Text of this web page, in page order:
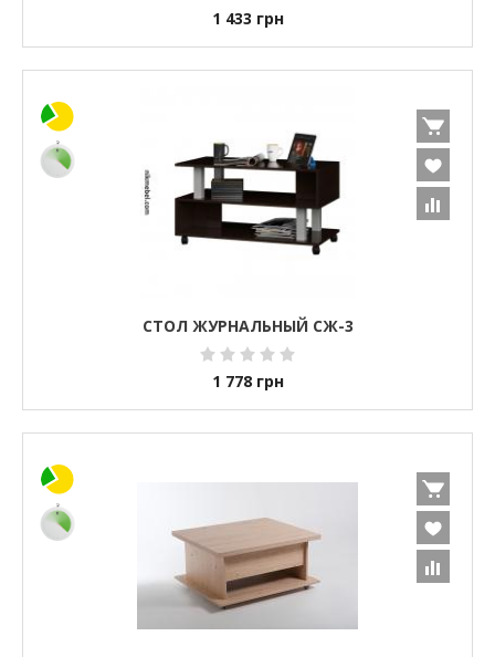
1 433 грн
СТОЛ ЖУРНАЛЬНЫЙ СЖ-3
1 778 грн